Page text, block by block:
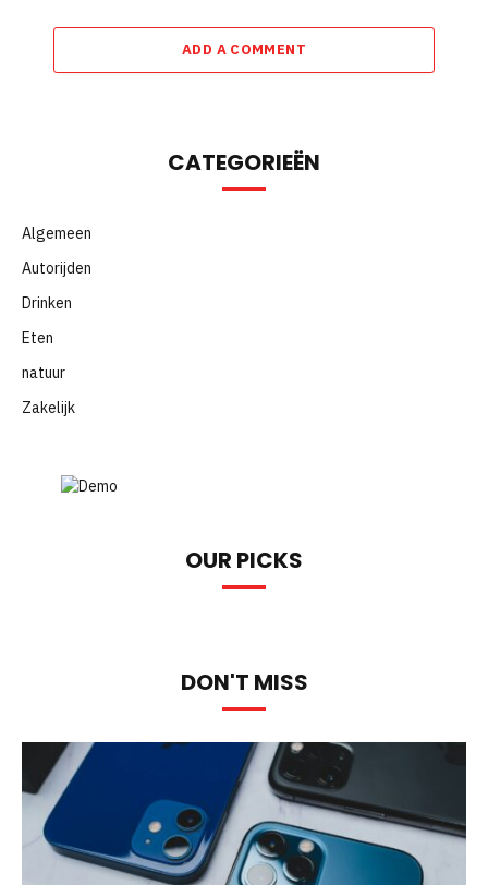
ADD A COMMENT
CATEGORIEËN
Algemeen
Autorijden
Drinken
Eten
natuur
Zakelijk
OUR PICKS
DON'T MISS